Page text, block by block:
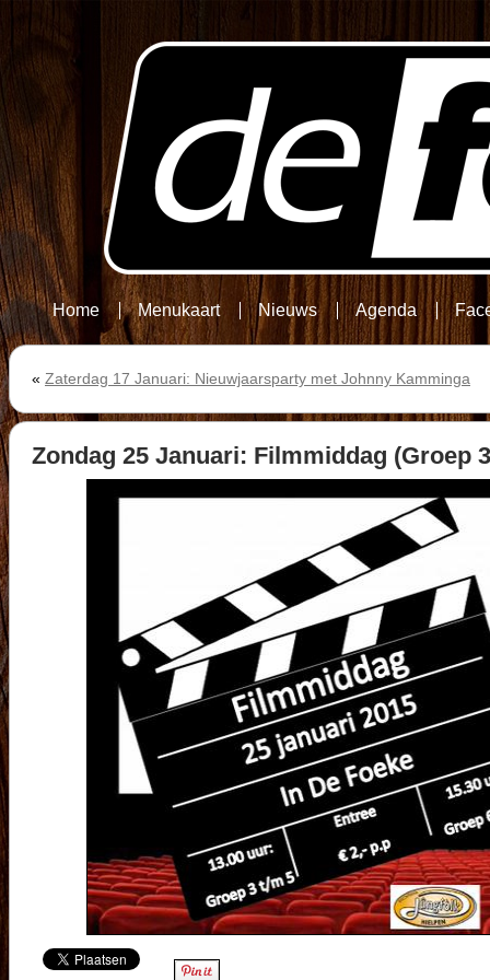
Home Menukaart Nieuws Agenda
« Zaterdag 17 Januari: Nieuwjaarsparty met Johnny Kamminga
Zondag 25 Januari: Filmmiddag (Groep